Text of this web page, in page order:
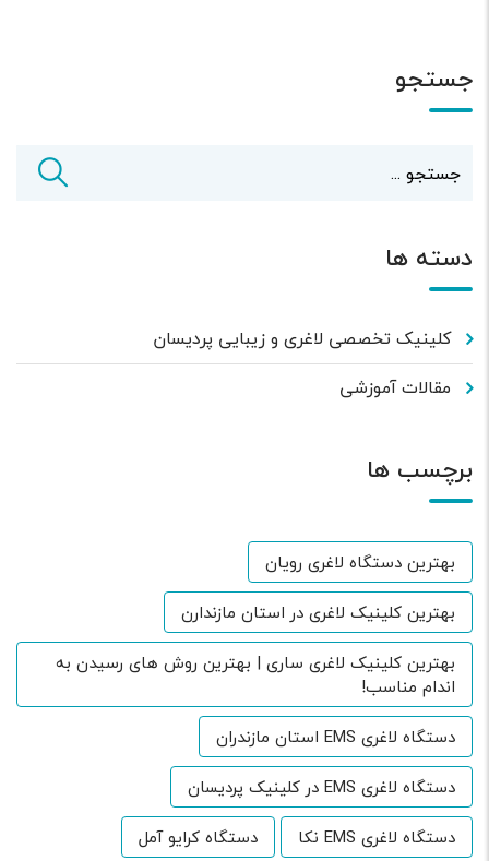
جستجو
دسته ها
کلینیک تخصصی لاغری و زیبایی پردیسان
مقالات آموزشی
برچسب ها
بهترین دستگاه لاغری رویان
بهترین کلینیک لاغری در استان مازندارن
بهترین کلینیک لاغری ساری | بهترین روش های رسیدن به
اندام مناسب!
دستگاه لاغری EMS استان مازندران
دستگاه لاغری EMS در کلینیک پردیسان
دستگاه لاغری EMS نکا
دستگاه کرایو آمل